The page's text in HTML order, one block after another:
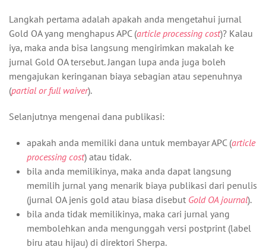
Langkah pertama adalah apakah anda mengetahui jurnal
Gold OA yang menghapus APC (article processing cost)? Kalau
iya, maka anda bisa langsung mengirimkan makalah ke
jurnal Gold OA tersebut. Jangan lupa anda juga boleh
mengajukan keringanan biaya sebagian atau sepenuhnya
(partial or full waiver).
Selanjutnya mengenai dana publikasi:
apakah anda memiliki dana untuk membayar APC (article
processing cost) atau tidak.
bila anda memilikinya, maka anda dapat langsung
memilih jurnal yang menarik biaya publikasi dari penulis
(jurnal OA jenis gold atau biasa disebut Gold OA journal).
bila anda tidak memilikinya, maka cari jurnal yang
membolehkan anda mengunggah versi postprint (label
biru atau hijau) di direktori Sherpa.